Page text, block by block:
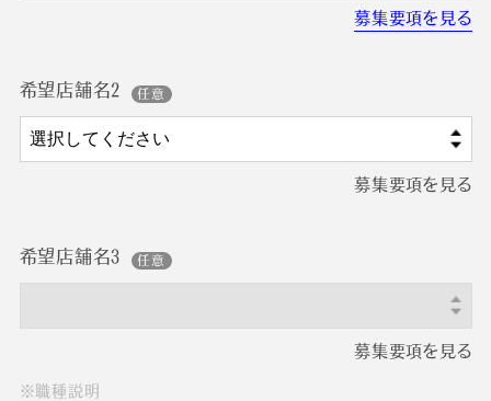
募集要項を見る
希望店舗名2
募集要項を見る
希望店舗名3
募集要項を見る
※職種説明